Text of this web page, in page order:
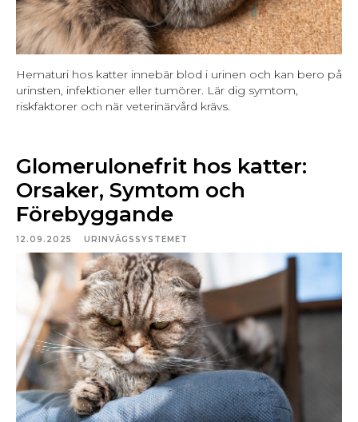
Hematuri hos katter innebär blod i urinen och kan bero på
urinsten, infektioner eller tumörer. Lär dig symtom,
riskfaktorer och när veterinärvård krävs.
Glomerulonefrit hos katter:
Orsaker, Symtom och
Förebyggande
12.09.2025 URINVÄGSSYSTEMET